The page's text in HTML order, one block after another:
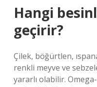
Hangi
geçirir?
Çilek, böğürtlen,
renkli meyve ve
yararlı olabilir.